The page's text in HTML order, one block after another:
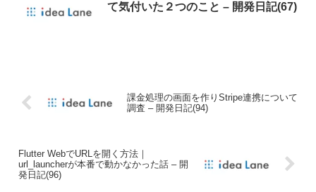
て気付いた２つのこと – 開発日記(67)
課金処理の画面を作りStripe連携について
調査 – 開発日記(94)
Flutter WebでURLを開く方法｜
url_launcherが本番で動かなかった話 – 開
発日記(96)